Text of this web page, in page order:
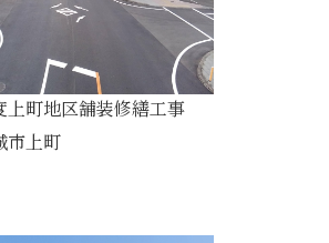
上町地区舗装修繕工事
市上町